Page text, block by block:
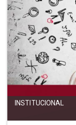
INSTITUCIONAL